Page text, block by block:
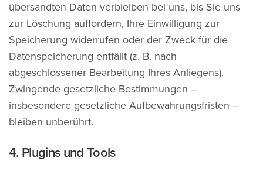
übersandten Daten verbleiben bei uns, bis Sie uns
zur Löschung auffordern, Ihre Einwilligung zur
Speicherung widerrufen oder der Zweck für die
Datenspeicherung entfällt (z. B. nach
abgeschlossener Bearbeitung Ihres Anliegens).
Zwingende gesetzliche Bestimmungen –
insbesondere gesetzliche Aufbewahrungsfristen –
bleiben unberührt.
4. Plugins und Tools